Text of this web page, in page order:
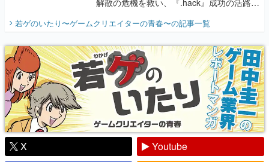
『少年ジャンプ』色だった【若ゲのいた
り】
若ゲのいたり〜ゲームクリエイターの青春〜の記事一覧
X
Youtube